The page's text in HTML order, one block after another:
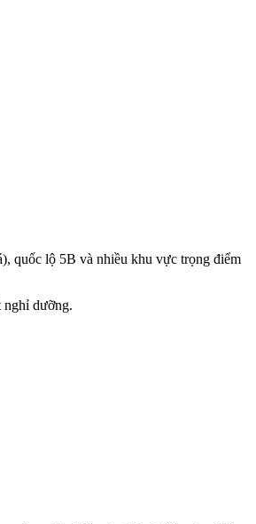
quốc lộ 5B và nhiều khu vực trọng điểm
nghỉ dưỡng.